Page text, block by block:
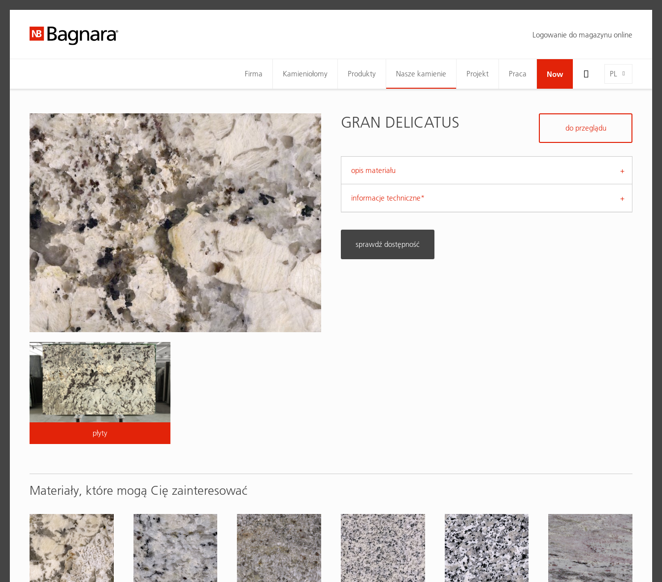
Logowanie do magazynu online
PL
Toggle Search Bar Visibility For Wide Screens
Firma
Kamieniołomy Produkty Nasze kamienie Projekt Praca Now
płyty
GRAN DELICATUS do przeglądu
opis materiału
informacje techniczne*
sprawdź dostępność
Materiały, które mogą Cię zainteresować